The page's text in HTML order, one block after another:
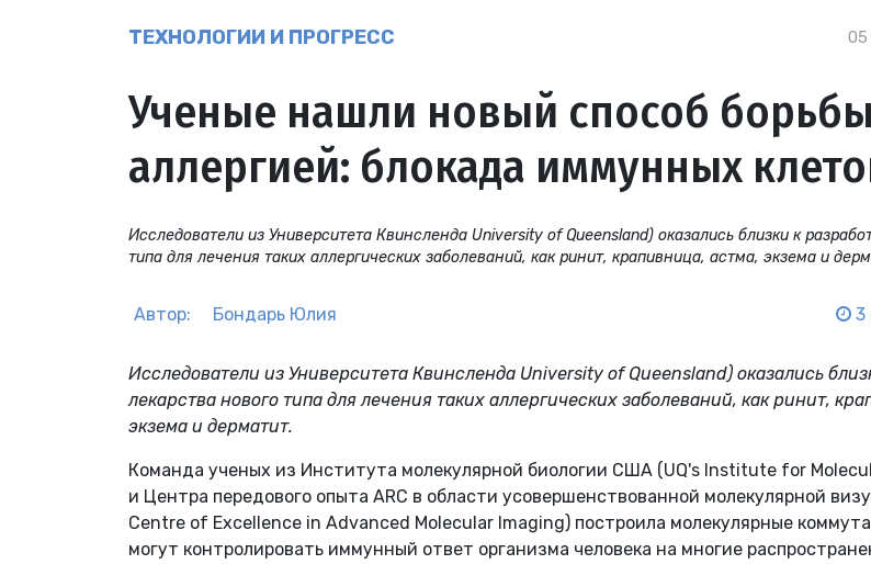
ТЕХНОЛОГИИ И ПРОГРЕСС 05
Ученые нашли новый способ
аллергией: блокада иммунных
Исследователи из Университета Квинсленда University of Queensland) оказались близки к
типа для лечения таких аллергических заболеваний, как ринит, крапивница, астма, экзема и
Автор: Бондарь Юлия 3
Исследователи из Университета Квинсленда University of Queensland) оказались
лекарства нового типа для лечения таких аллергических заболеваний, как ринит,
экзема и дерматит.
Команда ученых из Института молекулярной биологии США (UQ's Institute for
и Центра передового опыта ARC в области усовершенствованной молекулярной
Centre of Excellence in Advanced Molecular Imaging) построила молекулярные
могут контролировать иммунный ответ организма человека на многие